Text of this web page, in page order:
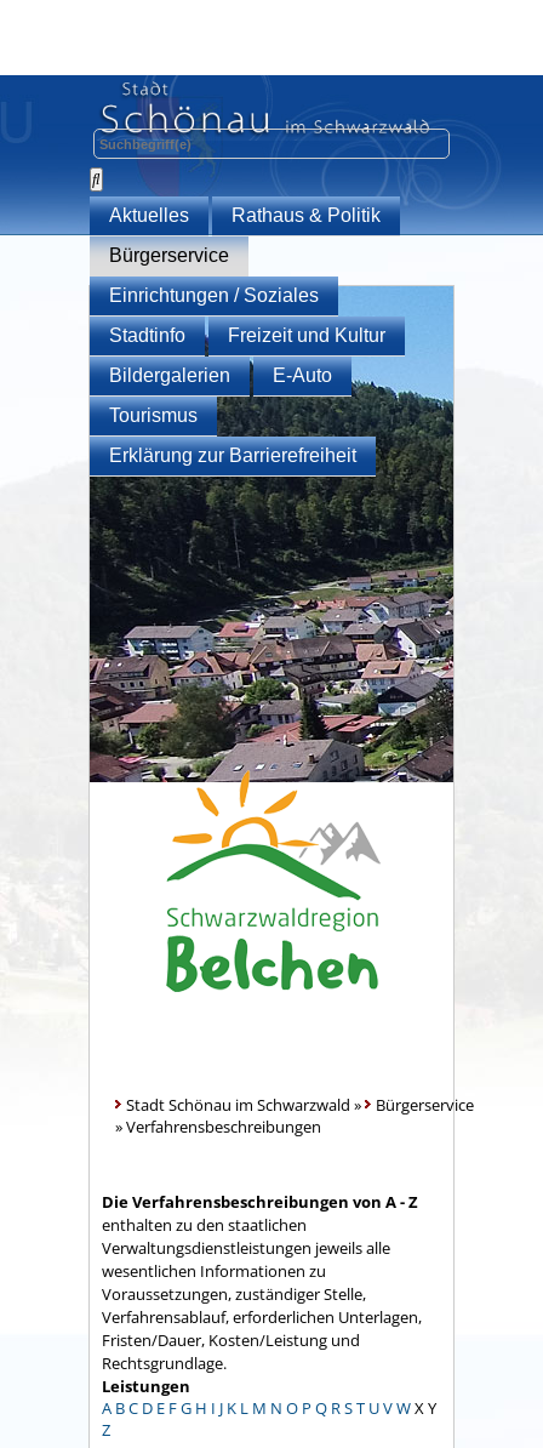
Aktuelles
Rathaus & Politik
Bürgerservice
Einrichtungen / Soziales
Stadtinfo
Freizeit und Kultur
Bildergalerien
E-Auto
Tourismus
Erklärung zur Barrierefreiheit
Stadt Schönau im Schwarzwald »
Bürgerservice
»Verfahrensbeschreibungen
Die Verfahrensbeschreibungen von A - Z
enthalten zu den staatlichen
Verwaltungsdienstleistungen jeweils alle
wesentlichen Informationen zu
Voraussetzungen, zuständiger Stelle,
Verfahrensablauf, erforderlichen Unterlagen,
Fristen/Dauer, Kosten/Leistung und
Rechtsgrundlage.
Leistungen
A BC D E FG H I J K L M N O P Q RST UVWX Y
Z